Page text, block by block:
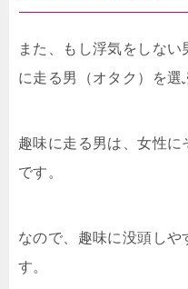
また、もし浮気をしな
に走る男（オタク）を選
趣味に走る男は、女性
です。
なので、趣味に没頭し
す。